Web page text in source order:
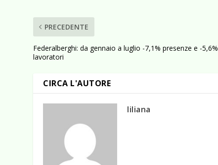
PRECEDENTE
Federalberghi: da gennaio a luglio -7,1% presenze e -5,6%
lavoratori
CIRCA L'AUTORE
liliana